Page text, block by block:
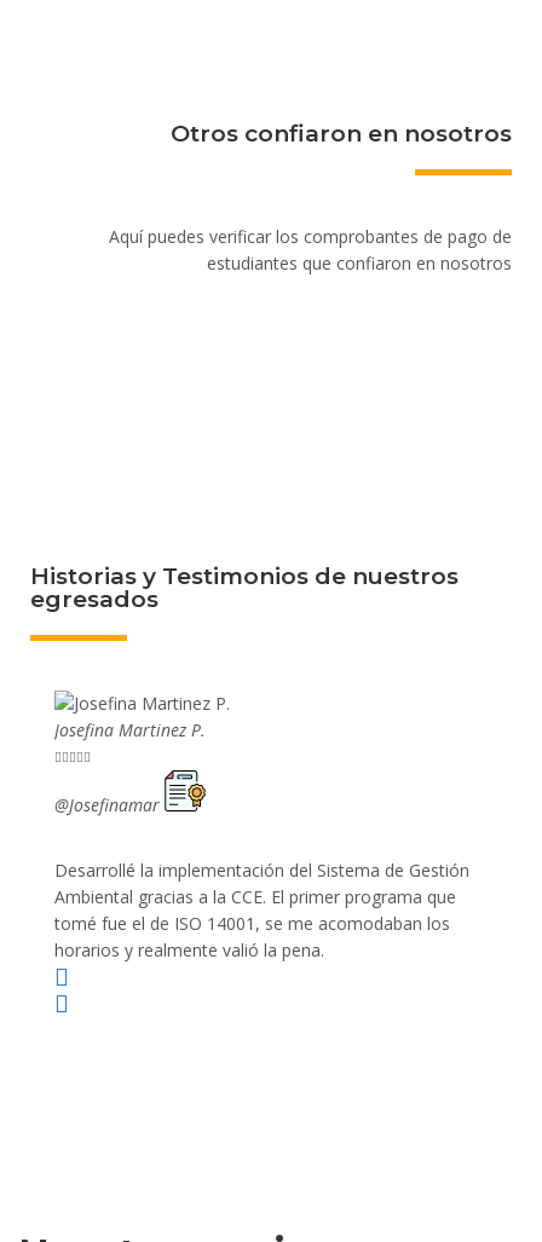
Otros confiaron en nosotros
Aquí puedes verificar los comprobantes de pago de
estudiantes que confiaron en nosotros
Historias y Testimonios de nuestros
egresados
Josefina Martinez P.

@Josefinamar
Desarrollé la implementación del Sistema de Gestión
Ambiental gracias a la CCE. El primer programa que
tomé fue el de ISO 14001, se me acomodaban los
horarios y realmente valió la pena.